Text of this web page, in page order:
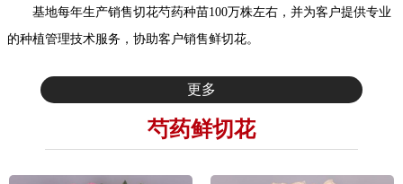
基地每年生产销售切花芍药种苗100万株左右，并为客户提供专业
的种植管理技术服务，协助客户销售鲜切花。
更多
芍药鲜切花